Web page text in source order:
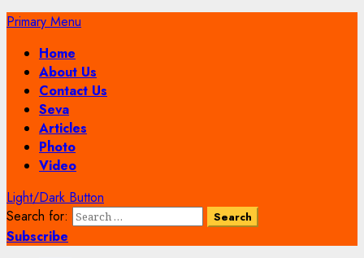
Primary Menu
Home
About Us
Contact Us
Seva
Articles
Photo
Video
Light/Dark Button
Search for:
Subscribe